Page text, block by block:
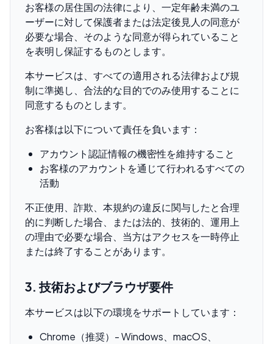
お客様の居住国の法律により、一定年齢未満のユ
ーザーに対して保護者または法定後見人の同意が
必要な場合、そのような同意が得られていること
を表明し保証するものとします。
本サービスは、すべての適用される法律および規
制に準拠し、合法的な目的でのみ使用することに
同意するものとします。
お客様は以下について責任を負います：
アカウント認証情報の機密性を維持すること
お客様のアカウントを通じて行われるすべての
活動
不正使用、詐欺、本規約の違反に関与したと合理
的に判断した場合、または法的、技術的、運用上
の理由で必要な場合、当方はアクセスを一時停止
または終了することがあります。
3. 技術およびブラウザ要件
本サービスは以下の環境をサポートしています：
Chrome（推奨）- Windows、macOS、